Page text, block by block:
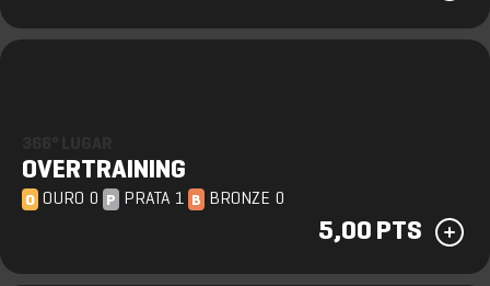
OVERTRAINING
O OURO 0 P PRATA 1 B BRONZE 0
5,00 PTS